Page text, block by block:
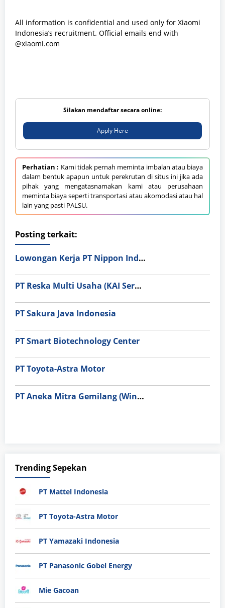
All information is confidential and used only for Xiaomi
Indonesia’s recruitment. Official emails end with
@xiaomi.com
Silakan mendaftar secara online:
Apply Here
Perhatian : Kami tidak pernah meminta imbalan atau biaya
dalam bentuk apapun untuk perekrutan di situs ini jika ada
pihak yang mengatasnamakan kami atau perusahaan
meminta biaya seperti transportasi atau akomodasi atau hal
lain yang pasti PALSU.
Posting terkait:
Lowongan Kerja PT Nippon Indosari Corpindo Tbk. Bulan Agustus 2026
PT Reska Multi Usaha (KAI Services)
PT Sakura Java Indonesia
PT Smart Biotechnology Center
PT Toyota-Astra Motor
PT Aneka Mitra Gemilang (Wings Group)
Trending Sepekan
PT Mattel Indonesia
PT Toyota-Astra Motor
PT Yamazaki Indonesia
PT Panasonic Gobel Energy
Mie Gacoan